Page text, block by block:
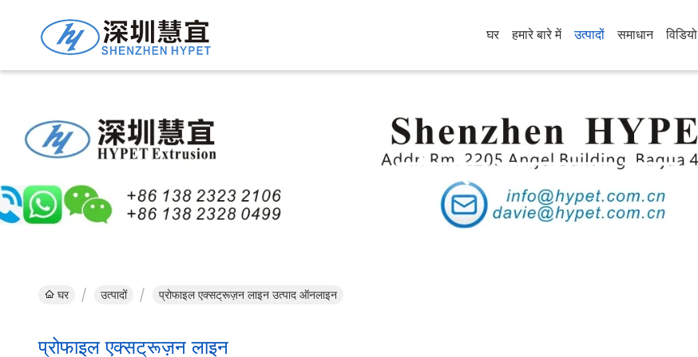
घर हमारे बारे में उत्पादों समाधान विडियो
प्रोफाइल एक्सट्रूज़न लाइन
घर उत्पादों प्रोफाइल एक्सट्रूज़न लाइन उत्पाद ऑनलाइन
प्रोफाइल एक्सट्रूज़न लाइन